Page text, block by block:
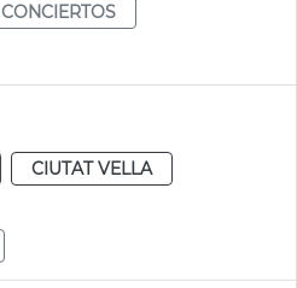
CONCIERTOS
CIUTAT VELLA